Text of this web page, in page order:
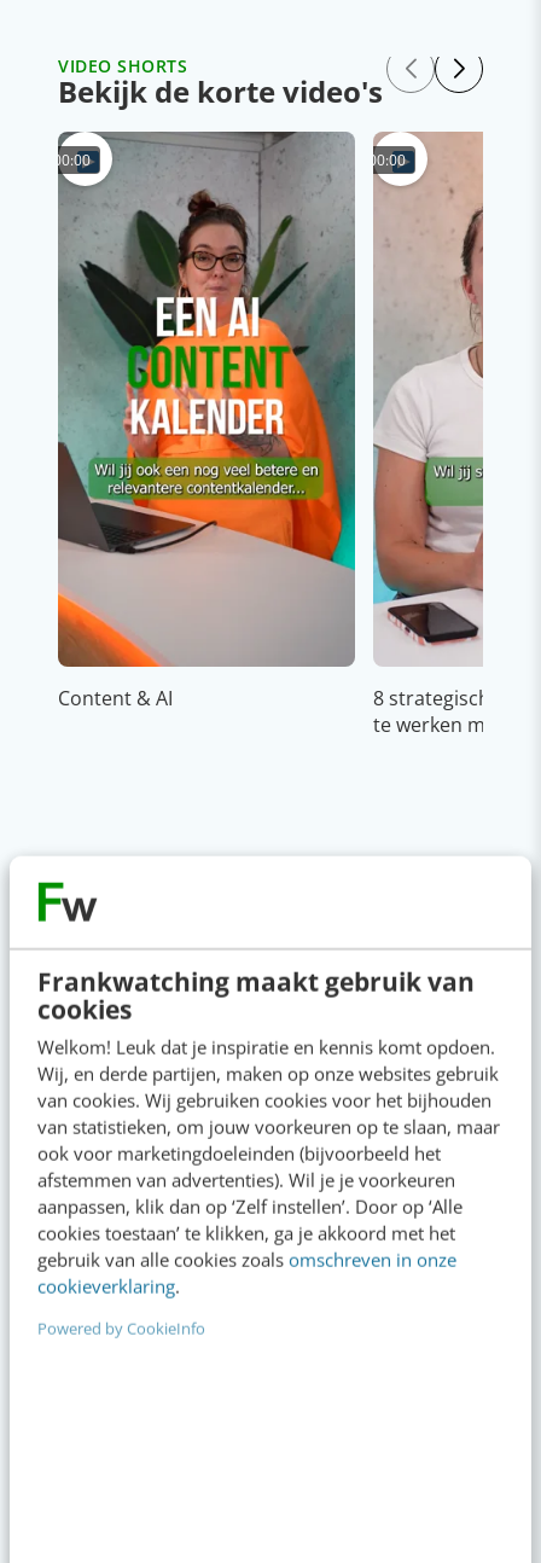
Frankwatching maakt gebruik van
cookies
Welkom! Leuk dat je inspiratie en kennis komt opdoen.
Wij, en derde partijen, maken op onze websites gebruik
van cookies. Wij gebruiken cookies voor het bijhouden
van statistieken, om jouw voorkeuren op te slaan, maar
ook voor marketingdoeleinden (bijvoorbeeld het
afstemmen van advertenties). Wil je je voorkeuren
aanpassen, klik dan op ‘Zelf instellen’. Door op ‘Alle
cookies toestaan’ te klikken, ga je akkoord met het
gebruik van alle cookies zoals omschreven in onze
cookieverklaring.
Powered by CookieInfo
VIDEO SHORTS
Bekijk de korte video's
00:00
Content & AI
00:00
8 strategische
te werken met
Op zoek naar nog meer
kennis?
Actueel
“Bedrijven die stevig staan in hun waarden
komen deze geopolitieke storm het beste
door” [podcast]
13:00
3 min
is [stappenplan]